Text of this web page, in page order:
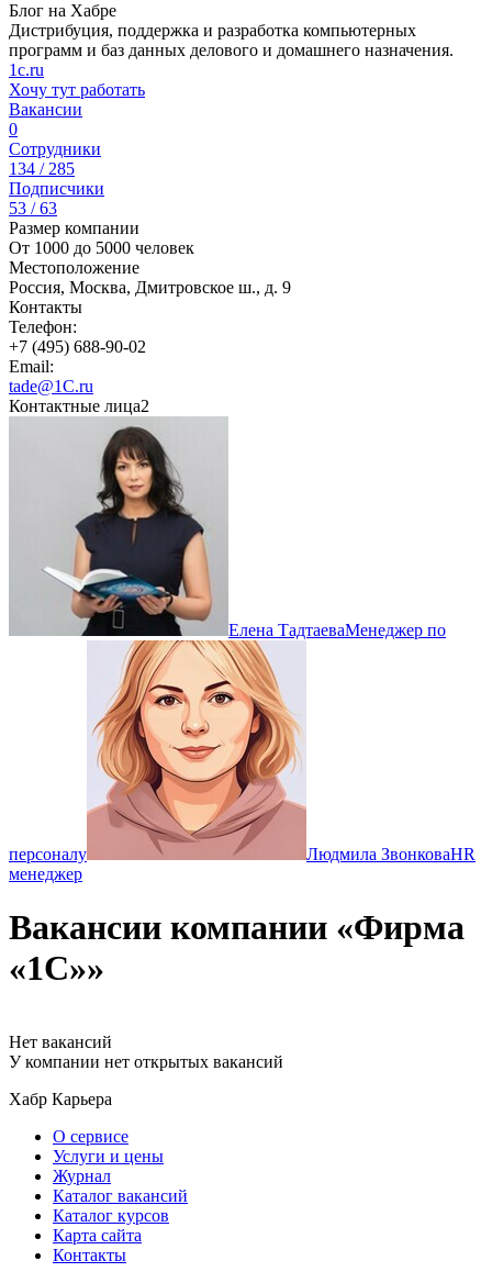
Блог на Хабре
Дистрибуция, поддержка и разработка компьютерных
программ и баз данных делового и домашнего назначения.
1c.ru
Хочу тут работать
Вакансии
0
Сотрудники
134 / 285
Подписчики
53 / 63
Размер компании
От 1000 до 5000 человек
Местоположение
Россия, Москва, Дмитровское ш., д. 9
Контакты
Телефон:
+7 (495) 688-90-02
Email:
tade@1C.ru
Контактные лица2
Елена ТадтаеваМенеджер по
персоналу Людмила ЗвонковаHR
менеджер
Вакансии компании «Фирма
«1С»»
Нет вакансий
У компании нет открытых вакансий
Хабр Карьера
О сервисе
Услуги и цены
Журнал
Каталог вакансий
Каталог курсов
Карта сайта
Контакты